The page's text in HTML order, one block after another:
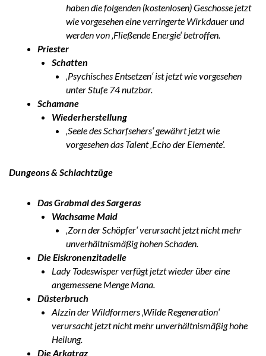
haben die folgenden (kostenlosen) Geschosse jetzt
wie vorgesehen eine verringerte Wirkdauer und
werden von ‚Fließende Energie‘ betroffen.
Priester
Schatten
‚Psychisches Entsetzen‘ ist jetzt wie vorgesehen
unter Stufe 74 nutzbar.
Schamane
Wiederherstellung
‚Seele des Scharfsehers‘ gewährt jetzt wie
vorgesehen das Talent ‚Echo der Elemente‘.
Dungeons & Schlachtzüge
Das Grabmal des Sargeras
Wachsame Maid
‚Zorn der Schöpfer‘ verursacht jetzt nicht mehr
unverhältnismäßig hohen Schaden.
Die Eiskronenzitadelle
Lady Todeswisper verfügt jetzt wieder über eine
angemessene Menge Mana.
Düsterbruch
Alzzin der Wildformers ‚Wilde Regeneration‘
verursacht jetzt nicht mehr unverhältnismäßig hohe
Heilung.
Die Arkatraz